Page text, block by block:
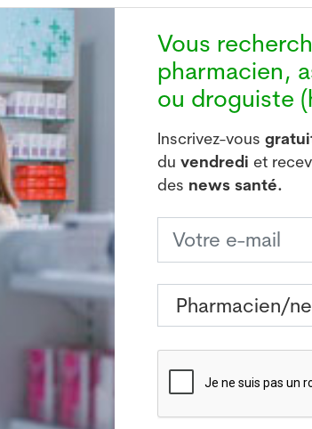
entre la podologie, les soins
de manière optimale.
l’évaluation recommande de
Vous
pharmacien,
ou droguiste
Inscrivez-vous
du vendredi et
des news santé.